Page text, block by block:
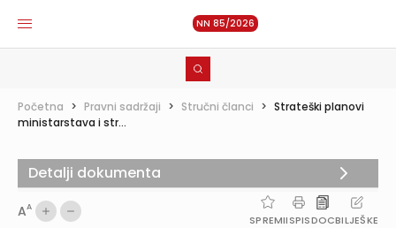
NN 85/2026
Početna > Pravni sadržaji > Stručni članci > Strateški planovi
ministarstava i str...
AA
SPREMIISPISDOCBILJEŠKE
Detalji dokumenta